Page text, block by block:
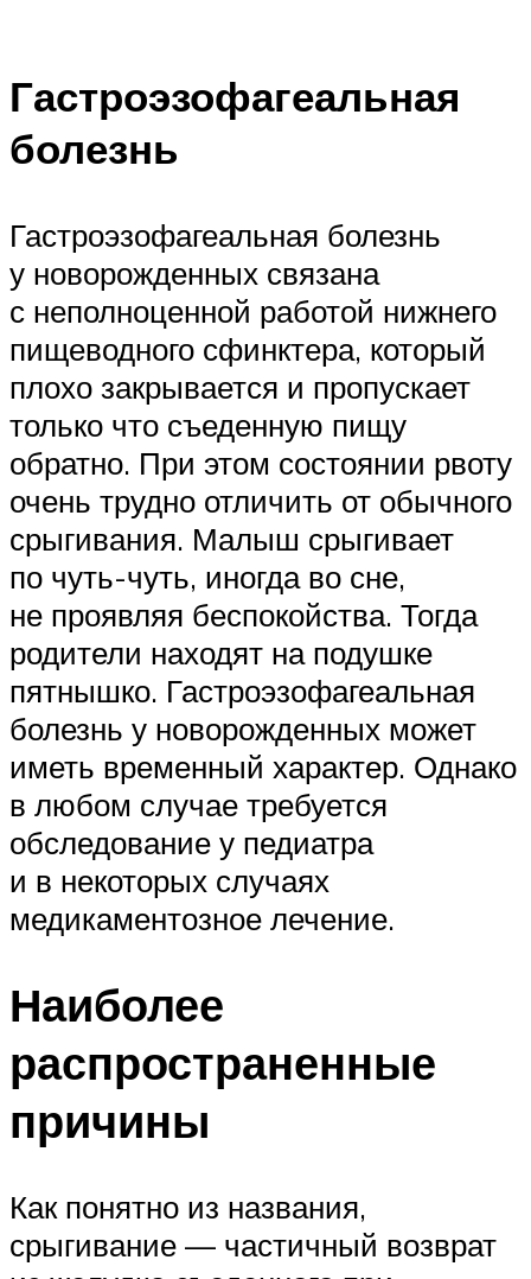
Гастроэзофагеальная
болезнь
Гастроэзофагеальная болезнь
у новорожденных связана
с неполноценной работой нижнего
пищеводного сфинктера, который
плохо закрывается и пропускает
только что съеденную пищу
обратно. При этом состоянии рвоту
очень трудно отличить от обычного
срыгивания. Малыш срыгивает
по чуть-чуть, иногда во сне,
не проявляя беспокойства. Тогда
родители находят на подушке
пятнышко. Гастроэзофагеальная
болезнь у новорожденных может
иметь временный характер. Однако
в любом случае требуется
обследование у педиатра
и в некоторых случаях
медикаментозное лечение.
Наиболее
распространенные
причины
Как понятно из названия,
срыгивание — частичный возврат